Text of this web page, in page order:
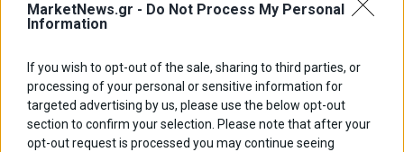
MarketNews.gr - Do Not Process My Personal
Information
If you wish to opt-out of the sale, sharing to third parties, or
processing of your personal or sensitive information for
targeted advertising by us, please use the below opt-out
section to confirm your selection. Please note that after your
opt-out request is processed you may continue seeing